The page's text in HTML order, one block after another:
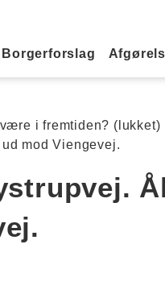
Borgerforslag
i fremtiden? (lukket)
mod Viengevej.